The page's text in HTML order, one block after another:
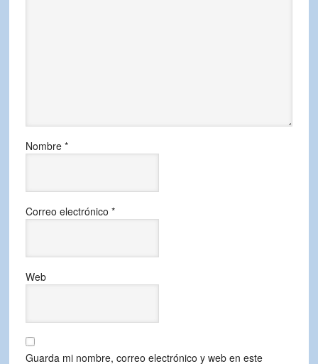
Nombre *
Correo electrónico *
Web
Guarda mi nombre, correo electrónico y web en este